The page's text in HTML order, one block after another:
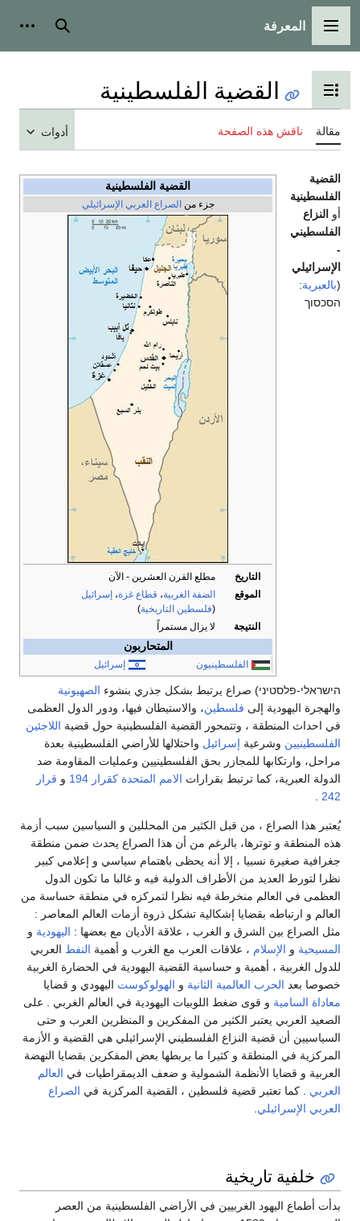
الرئيسية أدوات شخصية
عرض جدول المحتويات
القضية الفلسطينية
هذه الصفحة
القضية الفلسطينية
الصراع العربي الإسرائيلي
مطلع القرن العشرين - الآن
الضفة الغربية قطاع غزة، إسرائيل
فلسطين التاريخية)
لا يزال مستمراً
الفلسطينيون
פלסטיני) صراع يرتبط بشكل جذري بنشوء الصهيونية
إلى فلسطين ، والاستيطان فيها، ودور الدول العظمى
المنطقة ، وتتمحور القضية الفلسطينية حول قضيةاللاجئين
وشرعيةإسرائيلواحتلالها للأراضي الفلسطينية بعدة
للمجازر بحق الفلسطينيين وعمليات المقاومة ضد
كما ترتبط بقرارات الامم المتحدة كقرار 194 و قرار
الصراع ، من قبل الكثير من المحللين و السياسين سبب أزمة
و توترها، بالرغم من أن هذا الصراع يحدث ضمن منطقة
نسبيا ، إلا أنه يحظى باهتمام سياسي و إعلامي كبير
العديد من الأطراف الدولية فيه و غالبا ما تكون الدول
العالم منخرطة فيه نظرا لتمركزه في منطقة حساسة من
بقضايا إشكالية تشكل ذروة أزمات العالم المعاصر :
بين الشرق و الغرب ، علاقة الأديان مع بعضها :اليهوديةو
الإسلام، علاقات العرب مع الغرب و أهميةالنفطالعربي
، أهمية و حساسية القضية اليهودية في الحضارة الغربية
الحرب العالمية الثانيةوالهولوكوست اليهودي و قضايا
و قوى ضغط اللوبيات اليهودية في العالم الغربي . على
يعتبر الكثير من المفكرين و المنظرين العرب و حتى
أن قضية النزاع الفلسطيني الإسرائيلي هي القضية و الأزمة
في المنطقة و كثيرا ما يربطها بعض المفكرين بقضايا النهضة
قضايا الأنظمة الشمولية و ضعف الديمقراطيات فيالعالم
تعتبر قضية فلسطين ، القضية المركزية فيالصراع
.
تاريخية
اليهود الغربيين في الأراضي الفلسطينية من العصر